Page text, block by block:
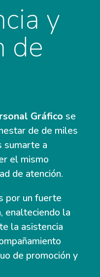
y
de
Gráfico se
de de miles
sumarte a
el mismo
de atención.
por un fuerte
enalteciendo la
la asistencia
de promoción y